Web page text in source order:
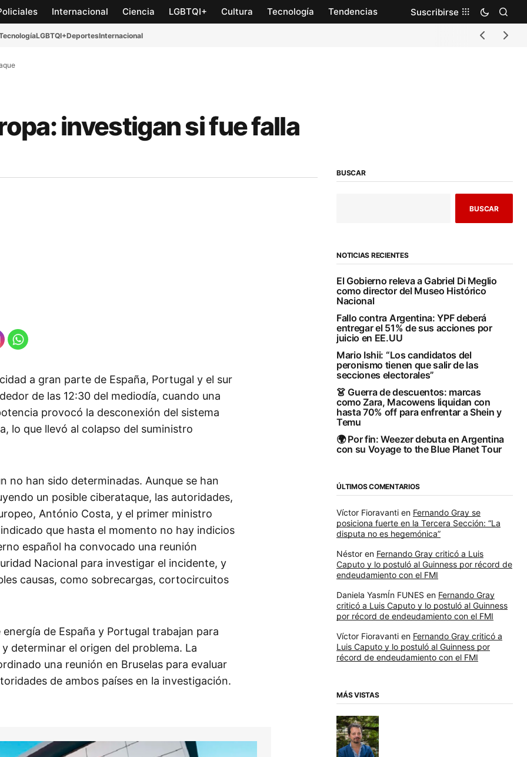
Internacional Ciencia LGBTQI+ Cultura Tecnología Tendencias Suscribirse
LGBTQI+DeportesInternacional
investigan si fue falla
a gran parte de España, Portugal y el sur
de las 12:30 del mediodía, cuando una
provocó la desconexión del sistema
lo que llevó al colapso del suministro
no han sido determinadas. Aunque se han
un posible ciberataque, las autoridades,
António Costa, y el primer ministro
que hasta el momento no hay indicios
español ha convocado una reunión
Nacional para investigar el incidente, y
causas, como sobrecargas, cortocircuitos
de España y Portugal trabajan para
determinar el origen del problema. La
una reunión en Bruselas para evaluar
de ambos países en la investigación.
BUSCAR
BUSCAR
NOTICIAS RECIENTES
El Gobierno releva a Gabriel Di Meglio
como director del Museo Histórico
Nacional
Fallo contra Argentina: YPF deberá
entregar el 51% de sus acciones por
juicio en EE.UU
Mario Ishii: “Los candidatos del
peronismo tienen que salir de las
secciones electorales”
👗 Guerra de descuentos: marcas
como Zara, Macowens liquidan con
hasta 70% off para enfrentar a Shein y
Temu
🌍 Por fin: Weezer debuta en Argentina
con su Voyage to the Blue Planet Tour
ÚLTIMOS COMENTARIOS
Víctor Fioravanti en Fernando Gray se
posiciona fuerte en la Tercera Sección: “La
disputa no es hegemónica”
Néstor en Fernando Gray criticó a Luis
Caputo y lo postuló al Guinness por récord de
endeudamiento con el FMI
Daniela YasmÍn FUNES en Fernando Gray
criticó a Luis Caputo y lo postuló al Guinness
por récord de endeudamiento con el FMI
Víctor Fioravanti en Fernando Gray criticó a
Luis Caputo y lo postuló al Guinness por
récord de endeudamiento con el FMI
MÁS VISTAS